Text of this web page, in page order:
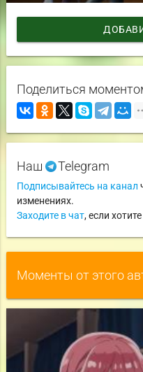
Поделиться
Наш Telegram
Подписывайтесь на канал
изменениях.
Заходите в чат, если
Моменты от этого